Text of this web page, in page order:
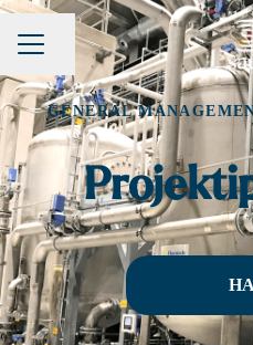
CAREER MENU
Share page
GENERAL